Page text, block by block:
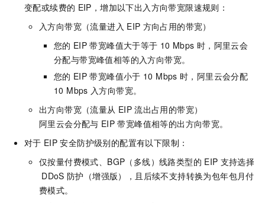
变配或续费的 EIP ，增加以下出入方向带宽限速规则：
入方向带宽（流量进入 EIP 方向占用的带宽）
您的 EIP 带宽峰值大于等于 10 Mbps 时，阿里云会
分配与带宽峰值相等的入方向带宽。
您的 EIP 带宽峰值小于 10 Mbps 时，阿里云会分配
10 Mbps 入方向带宽。
出方向带宽（流量从 EIP 流出占用的带宽）
阿里云会分配与 EIP 带宽峰值相等的出方向带宽。
对于 EIP 安全防护级别的配置有以下限制：
仅按量付费模式、BGP（多线）线路类型的 EIP 支持选择
DDoS 防护（增强版）
，且后续不支持转换为包年包月付
费模式。